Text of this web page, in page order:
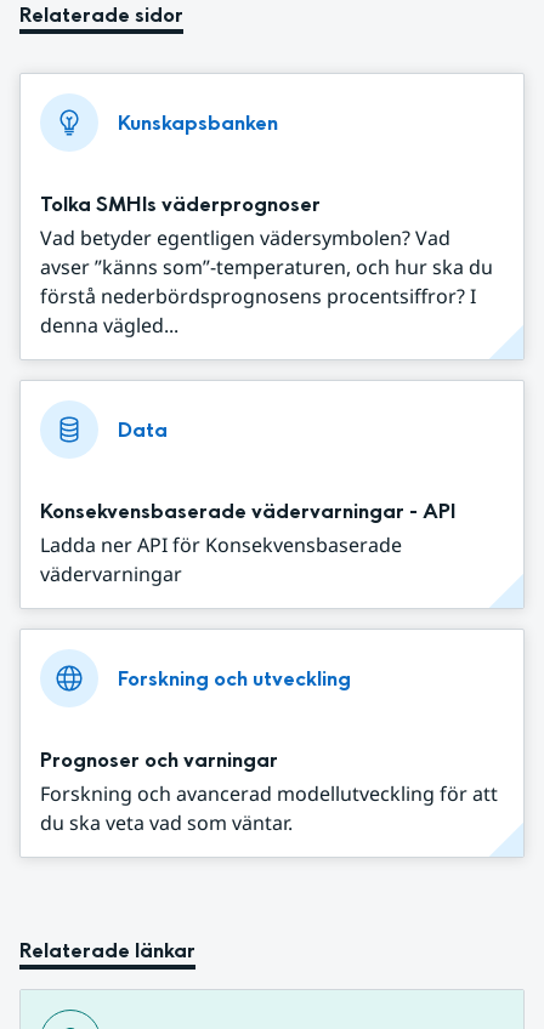
Relaterade sidor
Kunskapsbanken
Tolka SMHIs väderprognoser
Vad betyder egentligen vädersymbolen? Vad
avser ”känns som”-temperaturen, och hur ska du
förstå nederbördsprognosens procentsiffror? I
denna vägled...
Data
Konsekvensbaserade vädervarningar - API
Ladda ner API för Konsekvensbaserade
vädervarningar
Forskning och utveckling
Prognoser och varningar
Forskning och avancerad modellutveckling för att
du ska veta vad som väntar.
Relaterade länkar